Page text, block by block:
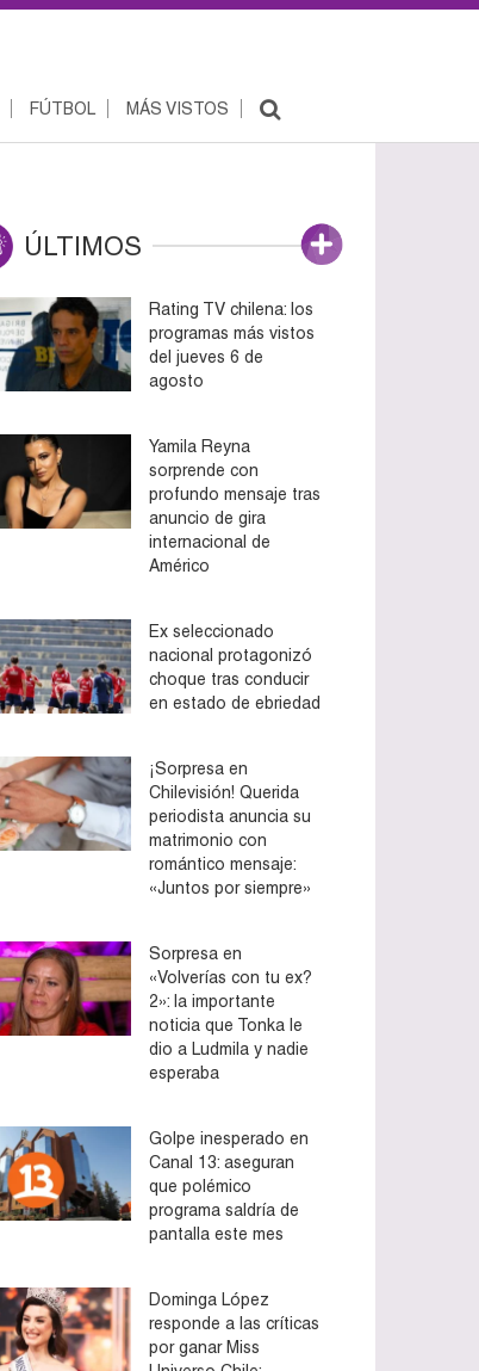
FÚTBOL MÁS VISTOS
ÚLTIMOS
Rating TV chilena: los
programas más vistos
del jueves 6 de
agosto
Yamila Reyna
sorprende con
profundo mensaje tras
anuncio de gira
internacional de
Américo
Ex seleccionado
nacional protagonizó
choque tras conducir
en estado de ebriedad
¡Sorpresa en
Chilevisión! Querida
periodista anuncia su
matrimonio con
romántico mensaje:
«Juntos por siempre»
Sorpresa en
«Volverías con tu ex?
2»: la importante
noticia que Tonka le
dio a Ludmila y nadie
esperaba
Golpe inesperado en
Canal 13: aseguran
que polémico
programa saldría de
pantalla este mes
Dominga López
responde a las críticas
por ganar Miss